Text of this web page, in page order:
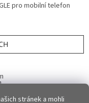
stránek a mohli
pro mobilní telefon